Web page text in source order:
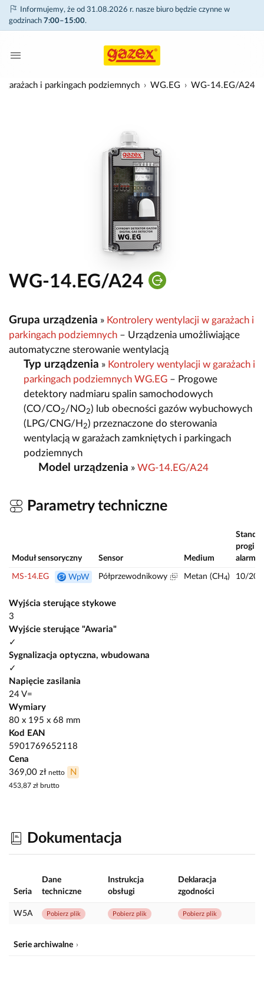
Informujemy, że od 31.08.2026 r. nasze biuro będzie czynne w
godzinach 7:00–15:00.
i parkingach podziemnych WG.EG WG-14.EG/A24
WG-14.EG/A24
Grupa urządzenia » Kontrolery wentylacji w garażach i
parkingach podziemnych – Urządzenia umożliwiające
automatyczne sterowanie wentylacją
Typ urządzenia » Kontrolery wentylacji w garażach i
parkingach podziemnych WG.EG – Progowe
detektory nadmiaru spalin samochodowych
(CO/CO2/NO2) lub obecności gazów wybuchowych
(LPG/CNG/H 2) przeznaczone do sterowania
wentylacją w garażach zamkniętych i parkingach
podziemnych
Model urządzenia » WG-14.EG/A24
Parametry techniczne
Moduł sensoryczny Sensor Medium
progi
MS-14.EG WpW Półprzewodnikowy Metan (CH 4) 10/20/
Wyjścia sterujące stykowe
3
Wyjście sterujące "Awaria"
✓
Sygnalizacja optyczna, wbudowana
✓
Napięcie zasilania
24 V=
Wymiary
80 x 195 x 68 mm
Kod EAN
5901769652118
Cena
369,00 zł netto N
453,87 zł brutto
Dokumentacja
Seria
Dane
techniczne
Instrukcja
obsługi
Deklaracja
zgodności
W5A Pobierz plik Pobierz plik Pobierz plik
Serie archiwalne